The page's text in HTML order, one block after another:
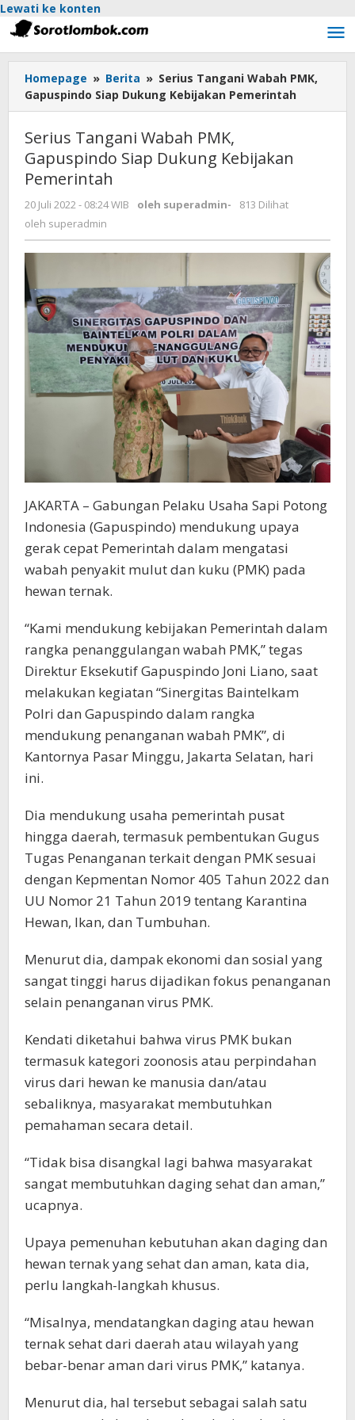
Lewati ke konten
Homepage » Berita » Serius Tangani Wabah PMK,
Gapuspindo Siap Dukung Kebijakan Pemerintah
Serius Tangani Wabah PMK,
Gapuspindo Siap Dukung Kebijakan
Pemerintah
20 Juli 2022 - 08:24 WIB oleh superadmin-
813 Dilihat
oleh superadmin
JAKARTA – Gabungan Pelaku Usaha Sapi Potong
Indonesia (Gapuspindo) mendukung upaya
gerak cepat Pemerintah dalam mengatasi
wabah penyakit mulut dan kuku (PMK) pada
hewan ternak.
“Kami mendukung kebijakan Pemerintah dalam
rangka penanggulangan wabah PMK,” tegas
Direktur Eksekutif Gapuspindo Joni Liano, saat
melakukan kegiatan “Sinergitas Baintelkam
Polri dan Gapuspindo dalam rangka
mendukung penanganan wabah PMK”, di
Kantornya Pasar Minggu, Jakarta Selatan, hari
ini.
Dia mendukung usaha pemerintah pusat
hingga daerah, termasuk pembentukan Gugus
Tugas Penanganan terkait dengan PMK sesuai
dengan Kepmentan Nomor 405 Tahun 2022 dan
UU Nomor 21 Tahun 2019 tentang Karantina
Hewan, Ikan, dan Tumbuhan.
Menurut dia, dampak ekonomi dan sosial yang
sangat tinggi harus dijadikan fokus penanganan
selain penanganan virus PMK.
Kendati diketahui bahwa virus PMK bukan
termasuk kategori zoonosis atau perpindahan
virus dari hewan ke manusia dan/atau
sebaliknya, masyarakat membutuhkan
pemahaman secara detail.
“Tidak bisa disangkal lagi bahwa masyarakat
sangat membutuhkan daging sehat dan aman,”
ucapnya.
Upaya pemenuhan kebutuhan akan daging dan
hewan ternak yang sehat dan aman, kata dia,
perlu langkah-langkah khusus.
“Misalnya, mendatangkan daging atau hewan
ternak sehat dari daerah atau wilayah yang
bebar-benar aman dari virus PMK,” katanya.
Menurut dia, hal tersebut sebagai salah satu